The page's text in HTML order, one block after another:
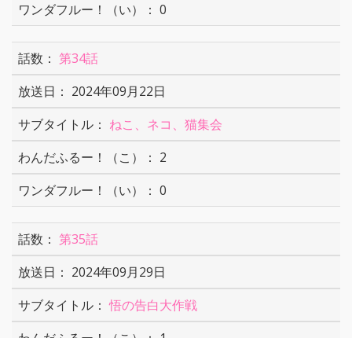
0
第34話
2024年09月22日
ねこ、ネコ、猫集会
2
0
第35話
2024年09月29日
悟の告白大作戦